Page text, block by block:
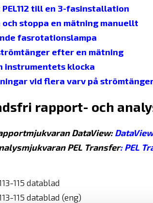
till en 3-fasinstallation
stoppa en mätning manuellt
fasrotationslampa
efter en mätning
instrumentets klocka
vid flera varv på
rapport- och
DataView:
PEL Transfer:PEL
115 datablad
115 datablad (eng)